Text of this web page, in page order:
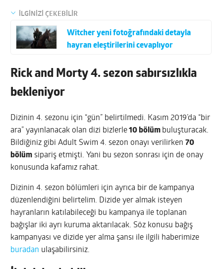
İLGİNİZİ ÇEKEBİLİR
Witcher yeni fotoğrafındaki detayla
hayran eleştirilerini cevaplıyor
Rick and Morty 4. sezon sabırsızlıkla
bekleniyor
Dizinin 4. sezonu için “gün” belirtilmedi. Kasım 2019’da “bir
ara” yayınlanacak olan dizi bizlerle10 bölüm buluşturacak.
Bildiğiniz gibi Adult Swim 4. sezon onayı verilirken70
bölüm sipariş etmişti. Yani bu sezon sonrası için de onay
konusunda kafamız rahat.
Dizinin 4. sezon bölümleri için ayrıca bir de kampanya
düzenlendiğini belirtelim. Dizide yer almak isteyen
hayranların katılabileceği bu kampanya ile toplanan
bağışlar iki ayrı kuruma aktarılacak. Söz konusu bağış
kampanyası ve dizide yer alma şansı ile ilgili haberimize
buradan ulaşabilirsiniz.